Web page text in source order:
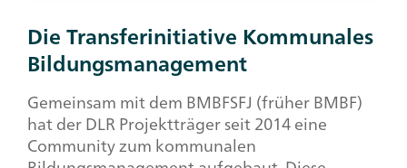
Die Transferinitiative Kommunales
Bildungsmanagement
Gemeinsam mit dem BMBFSFJ (früher BMBF)
hat der DLR Projektträger seit 2014 eine
Community zum kommunalen